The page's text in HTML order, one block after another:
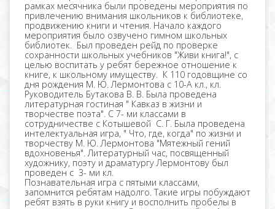
рамках месячника были проведены мероприятия по
привлечению внимания школьников к библиотеке,
продвижению книги и чтения. Начало каждого
мероприятия было озвучено гимном школьных
библиотек. Был проведен рейд по проверке
сохранности школьных учебников "Живи книга!", с
целью воспитать у ребят бережное отношение к
книге, к школьному имуществу. К 110 годовщине со
дня рождения М. Ю. Лермонтова с 10-А кл., кл.
Руководитель Бутакова В. В. Была проведена
литературная гостиная " Кавказ в жизни и
творчестве поэта". С 7- ми классами в
сотрудничестве с Котышевой С. Г. Была проведена
интелектуальная игра, " Что, где, когда" по жизни и
творчеству М. Ю. Лермонтова "Мятежный гений
вдохновенья". Литературный час, посвященный
художнику, поэту и драматургу Лермонтову был
проведен с 3- ми кл.
Познавательная игра с пятыми классами,
запомнится ребятам надолго. Такие игры побуждают
ребят взять в руки книгу и восполнить пробелы в